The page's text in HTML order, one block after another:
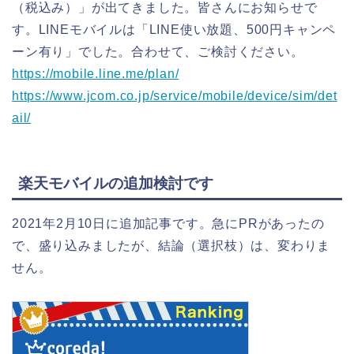
（税込み）」が出てきました。皆さんにお知らせで
す。LINEモバイルは「LINE使い放題、500円キャンペ
ーン有り」でした。合わせて、ご検討ください。
https://mobile.line.me/plan/
https://www.jcom.co.jp/service/mobile/device/sim/det
ail/
楽天モバイルの追加検討です
2021年2月10日に追加記事です。急にPRがあったの
で、盛り込みましたが、結論（選択枝）は、変わりま
せん。